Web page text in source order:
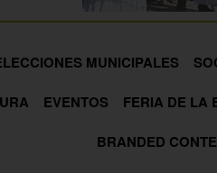
MUNICIPALES
EVENTOS FERIA DE LA
BRANDED